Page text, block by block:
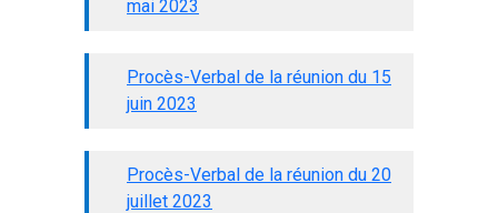
mai 2023
Procès-Verbal de la réunion du 15
juin 2023
Procès-Verbal de la réunion du 20
juillet 2023